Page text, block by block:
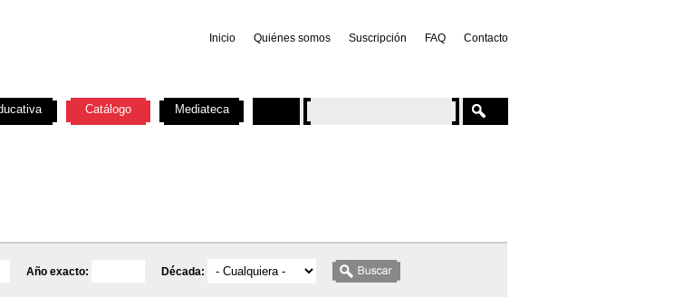
Inicio Quiénes somos Suscripción FAQ Contacto
Año exacto: Década:
Catálogo Mediateca